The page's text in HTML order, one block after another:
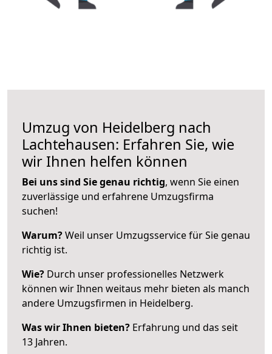
Umzug von Heidelberg nach
Lachtehausen: Erfahren Sie, wie
wir Ihnen helfen können
Bei uns sind Sie genau richtig, wenn Sie einen
zuverlässige und erfahrene Umzugsfirma
suchen!
Warum?Weil unser Umzugsservice für Sie genau
richtig ist.
Wie? Durch unser professionelles Netzwerk
können wir Ihnen weitaus mehr bieten als manch
andere Umzugsfirmen in Heidelberg.
Was wir Ihnen bieten? Erfahrung und das seit
13 Jahren.